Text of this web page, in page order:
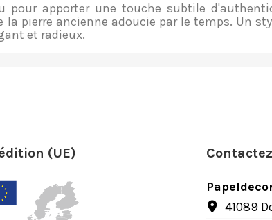
pour apporter une touche subtile
la pierre ancienne adoucie par le temps. Un
et radieux.
(UE)
41089